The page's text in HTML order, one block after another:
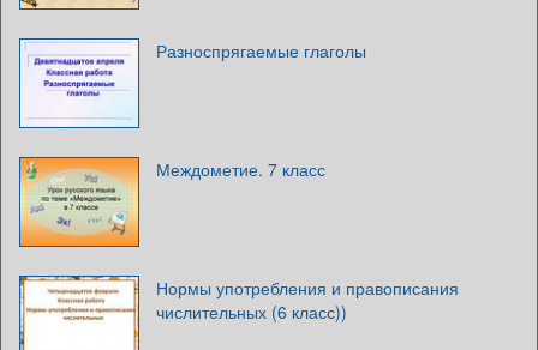
Разноспрягаемые глаголы
Междометие. 7 класс
Нормы употребления и правописания
числительных (6 класс))